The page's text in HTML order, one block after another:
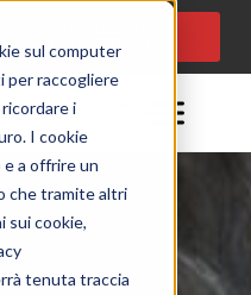
sul computer
per raccogliere
i
I cookie
a offrire un
che tramite altri
sui cookie,
tenuta traccia
PROGETTUALE